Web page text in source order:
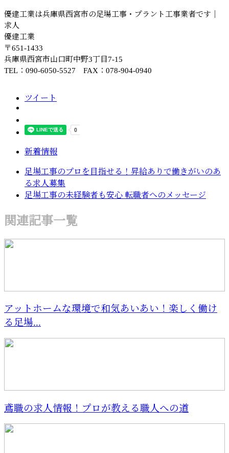
優建工業は兵庫県西宮市の足場工事・プラント工事業者です｜
求人
優建工業
〒651-1433
兵庫県西宮市山口町中野3丁目7-15
TEL：090-6050-5527 FAX：078-904-0940
ツイート
新着情報
足場工事のプロを目指せる！昇給ありで働きがいのあ
る求人募集
足場工事の未経験者も安心 転職者へのメッセージ
関連記事一覧
アットホームな環境で和気あいあい！楽しく働け
る足場...
鳶職の求人情報！プロが教える職人への道